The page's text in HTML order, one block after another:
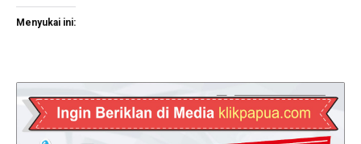
Menyukai ini: